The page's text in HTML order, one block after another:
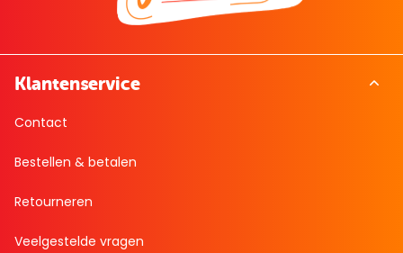
Klantenservice
Contact
Bestellen & betalen
Retourneren
Veelgestelde vragen